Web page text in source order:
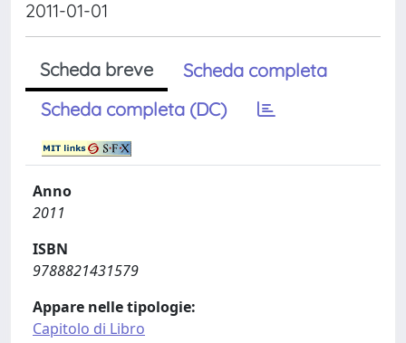
2011-01-01
Scheda breve
Scheda completa
Scheda completa (DC)
Anno
2011
ISBN
9788821431579
Appare nelle tipologie:
Capitolo di Libro